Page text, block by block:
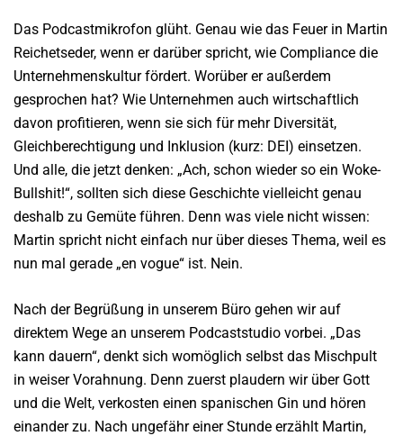
Das Podcastmikrofon glüht. Genau wie das Feuer in Martin
Reichetseder, wenn er darüber spricht, wie Compliance die
Unternehmenskultur fördert. Worüber er außerdem
gesprochen hat? Wie Unternehmen auch wirtschaftlich
davon profitieren, wenn sie sich für mehr Diversität,
Gleichberechtigung und Inklusion (kurz: DEI) einsetzen.
Und alle, die jetzt denken: „Ach, schon wieder so ein Woke-
Bullshit!“, sollten sich diese Geschichte vielleicht genau
deshalb zu Gemüte führen. Denn was viele nicht wissen:
Martin spricht nicht einfach nur über dieses Thema, weil es
nun mal gerade „en vogue“ ist. Nein.
Nach der Begrüßung in unserem Büro gehen wir auf
direktem Wege an unserem Podcaststudio vorbei. „Das
kann dauern“, denkt sich womöglich selbst das Mischpult
in weiser Vorahnung. Denn zuerst plaudern wir über Gott
und die Welt, verkosten einen spanischen Gin und hören
einander zu. Nach ungefähr einer Stunde erzählt Martin,